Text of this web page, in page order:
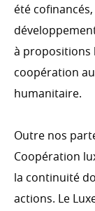
été
à propositions
coopération
humanitaire.
Outre nos
Coopération
la continuité
actions. Le